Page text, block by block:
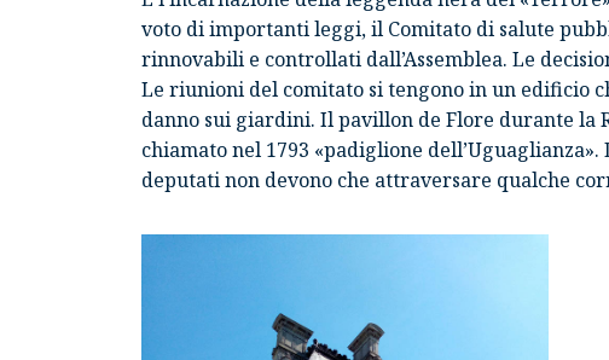
voto di importanti leggi, il Comitato di salute
rinnovabili e controllati dall’Assemblea. Le
Le riunioni del comitato si tengono in un edificio
danno sui giardini. Ilpavillon de Flore durante la
chiamato nel 1793 «padiglione
deputati non devono che attraversare qualche